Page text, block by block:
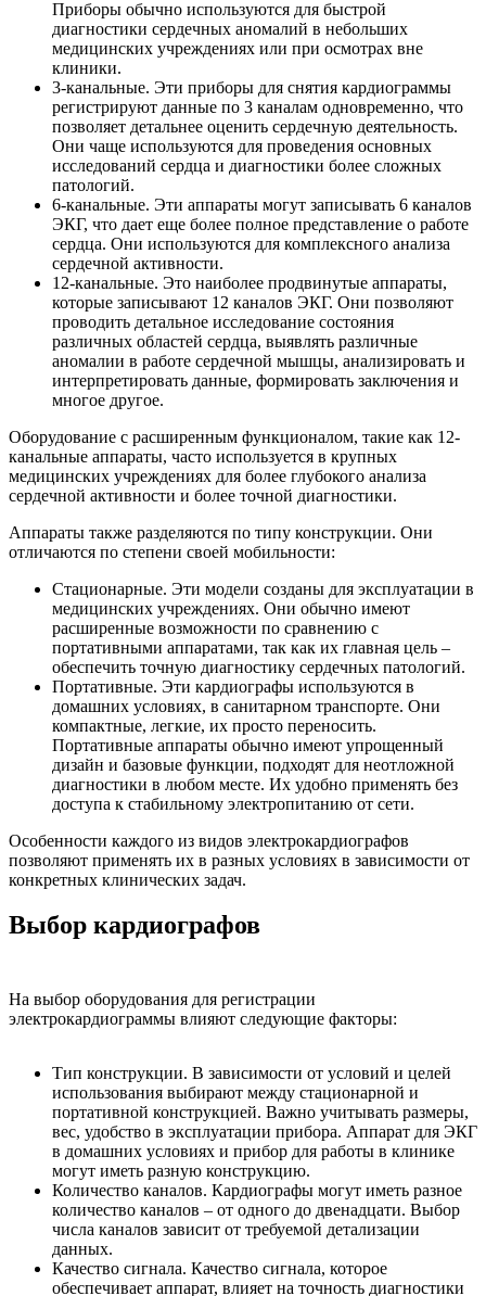
Приборы обычно используются для быстрой
диагностики сердечных аномалий в небольших
медицинских учреждениях или при осмотрах вне
клиники.
3-канальные. Эти приборы для снятия кардиограммы
регистрируют данные по 3 каналам одновременно, что
позволяет детальнее оценить сердечную деятельность.
Они чаще используются для проведения основных
исследований сердца и диагностики более сложных
патологий.
6-канальные. Эти аппараты могут записывать 6 каналов
ЭКГ, что дает еще более полное представление о работе
сердца. Они используются для комплексного анализа
сердечной активности.
12-канальные. Это наиболее продвинутые аппараты,
которые записывают 12 каналов ЭКГ. Они позволяют
проводить детальное исследование состояния
различных областей сердца, выявлять различные
аномалии в работе сердечной мышцы, анализировать и
интерпретировать данные, формировать заключения и
многое другое.
Оборудование с расширенным функционалом, такие как 12-
канальные аппараты, часто используется в крупных
медицинских учреждениях для более глубокого анализа
сердечной активности и более точной диагностики.
Аппараты также разделяются по типу конструкции. Они
отличаются по степени своей мобильности:
Стационарные. Эти модели созданы для эксплуатации в
медицинских учреждениях. Они обычно имеют
расширенные возможности по сравнению с
портативными аппаратами, так как их главная цель –
обеспечить точную диагностику сердечных патологий.
Портативные. Эти кардиографы используются в
домашних условиях, в санитарном транспорте. Они
компактные, легкие, их просто переносить.
Портативные аппараты обычно имеют упрощенный
дизайн и базовые функции, подходят для неотложной
диагностики в любом месте. Их удобно применять без
доступа к стабильному электропитанию от сети.
Особенности каждого из видов электрокардиографов
позволяют применять их в разных условиях в зависимости от
конкретных клинических задач.
Выбор кардиографов
На выбор оборудования для регистрации
электрокардиограммы влияют следующие факторы:
Тип конструкции. В зависимости от условий и целей
использования выбирают между стационарной и
портативной конструкцией. Важно учитывать размеры,
вес, удобство в эксплуатации прибора. Аппарат для ЭКГ
в домашних условиях и прибор для работы в клинике
могут иметь разную конструкцию.
Количество каналов. Кардиографы могут иметь разное
количество каналов – от одного до двенадцати. Выбор
числа каналов зависит от требуемой детализации
данных.
Качество сигнала. Качество сигнала, которое
обеспечивает аппарат, влияет на точность диагностики